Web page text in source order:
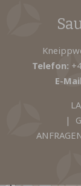
Telefon:
E-
|